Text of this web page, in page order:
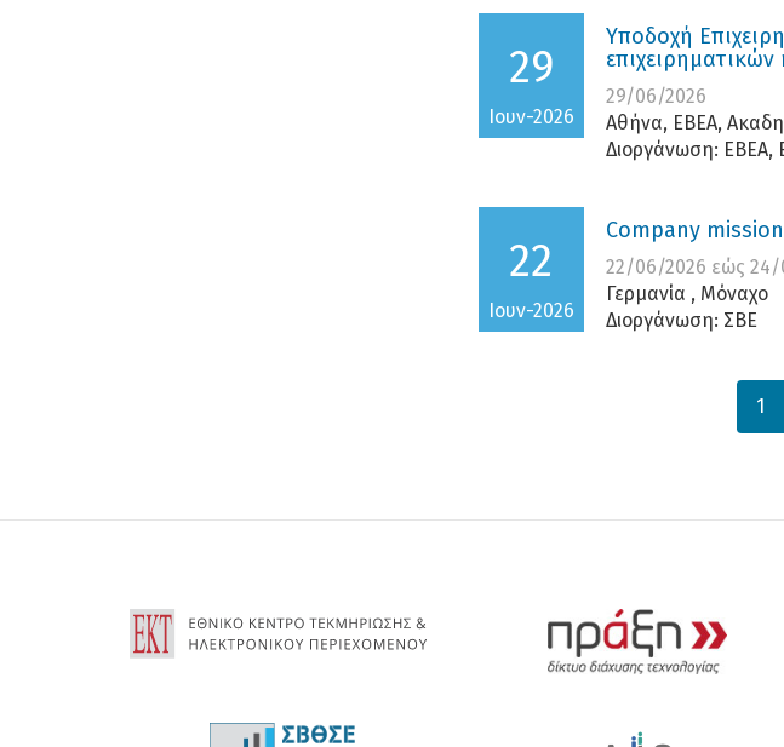
29
Ιουν-2026
Υποδοχή
29/06/2026
Αθήνα, ΕΒΕΑ,
Διοργάνωση: ΕΒΕΑ,
22
Ιουν-2026
Company
22/06/2026 εώς 24/
Γερμανία , Μόναχο
Διοργάνωση: ΣΒΕ
1